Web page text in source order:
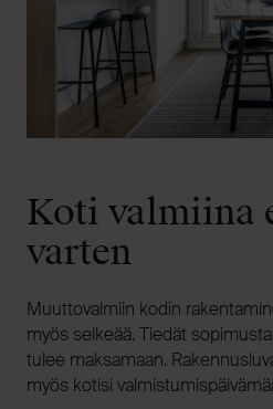
Koti valmiina
varten
Muuttovalmiin kodin
myös selkeää. Tiedät
tulee maksamaan.
myös kotisi